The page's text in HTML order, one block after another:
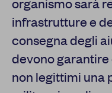
infrastrutture e
consegna degli
devono
non legittimi una